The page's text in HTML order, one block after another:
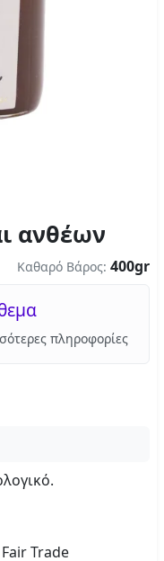
ανθέων
Καθαρό Βάρος: 400gr
πληροφορίες
Trade